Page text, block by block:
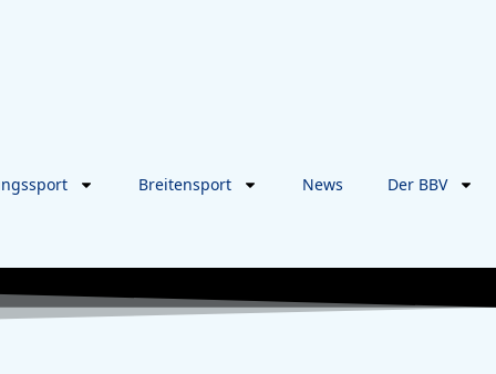
Breitensport News Der BBV